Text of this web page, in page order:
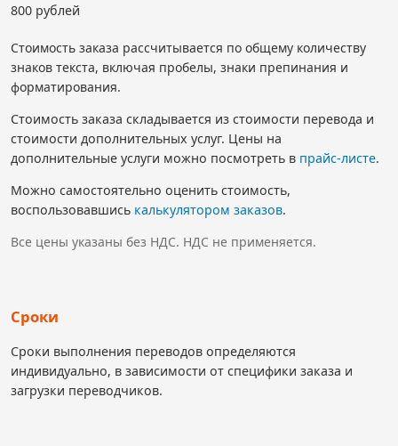
800 рублей
Стоимость заказа рассчитывается по общему количеству
знаков текста, включая пробелы, знаки препинания и
форматирования.
Стоимость заказа складывается из стоимости перевода и
стоимости дополнительных услуг. Цены на
дополнительные услуги можно посмотреть в прайс-листе.
Можно самостоятельно оценить стоимость,
воспользовавшись калькулятором заказов.
Все цены указаны без НДС. НДС не применяется.
Сроки
Сроки выполнения переводов определяются
индивидуально, в зависимости от специфики заказа и
загрузки переводчиков.